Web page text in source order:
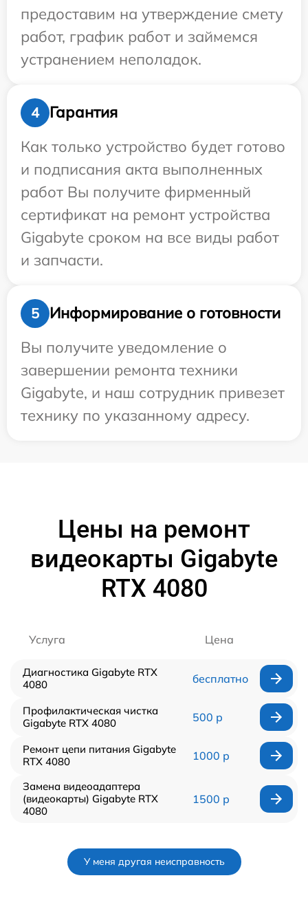
предоставим на утверждение смету
работ, график работ и займемся
устранением неполадок.
4
Гарантия
Как только устройство будет готово
и подписания акта выполненных
работ Вы получите фирменный
сертификат на ремонт устройства
Gigabyte сроком на все виды работ
и запчасти.
5
Информирование о готовности
Вы получите уведомление о
завершении ремонта техники
Gigabyte, и наш сотрудник привезет
технику по указанному адресу.
Цены на ремонт
видеокарты Gigabyte
RTX 4080
Услуга Цена
Диагностика Gigabyte RTX
4080
бесплатно
Профилактическая чистка
Gigabyte RTX 4080
500 р
Ремонт цепи питания Gigabyte
RTX 4080
1000 р
Замена видеоадаптера
(видеокарты) Gigabyte RTX
4080
1500 р
У меня другая неисправность